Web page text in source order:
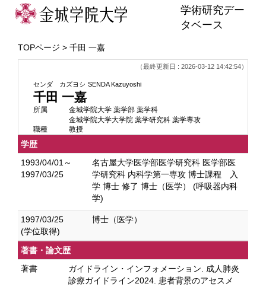
学術研究デー
タベース
TOPページ > 千田 一嘉
（最終更新日 : 2026-03-12 14:42:54）
センダ カズヨシ SENDA Kazuyoshi
千田 一嘉
所属
金城学院大学 薬学部 薬学科
金城学院大学大学院 薬学研究科 薬学専攻
職種
教授
学歴
1993/04/01～
1997/03/25
名古屋大学医学部医学研究科 医学部医
学研究科 内科学第一専攻 博士課程 入
学 博士 修了 博士（医学） (呼吸器内科
学)
1997/03/25
(学位取得)
博士（医学）
著書・論文歴
著書
ガイドライン・インフォメーション. 成人肺炎
診療ガイドライン2024. 患者背景のアセスメ